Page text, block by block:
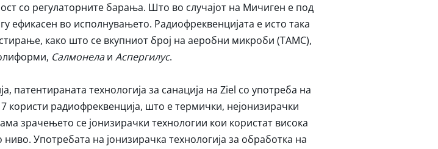
со регулаторните барања. Што во случајот на Мичиген е под
ефикасен во исполнувањето. Радиофреквенцијата е исто така
како што се вкупниот број на аеробни микроби (TAMC),
Салмонелаи Аспергилус.
патентираната технологија за санација на Ziel со употреба на
користи радиофреквенција, што е термички, нејонизирачки
зрачењето се јонизирачки технологии кои користат висока
Употребата на јонизирачка технологија за обработка на